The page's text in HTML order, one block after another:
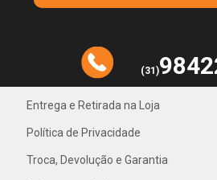
(31)
4042-1018
Entrega e Retirada na Loja
Política de Privacidade
Troca, Devolução e Garantia